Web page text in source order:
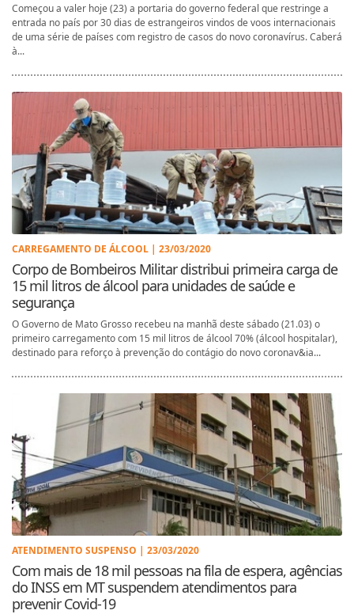
Começou a valer hoje (23) a portaria do governo federal que restringe a
entrada no país por 30 dias de estrangeiros vindos de voos internacionais
de uma série de países com registro de casos do novo coronavírus. Caberá
à...
CARREGAMENTO DE ÁLCOOL | 23/03/2020
Corpo de Bombeiros Militar distribui primeira carga de
15 mil litros de álcool para unidades de saúde e
segurança
O Governo de Mato Grosso recebeu na manhã deste sábado (21.03) o
primeiro carregamento com 15 mil litros de álcool 70% (álcool hospitalar),
destinado para reforço à prevenção do contágio do novo coronav&ia...
ATENDIMENTO SUSPENSO | 23/03/2020
Com mais de 18 mil pessoas na fila de espera, agências
do INSS em MT suspendem atendimentos para
prevenir Covid-19